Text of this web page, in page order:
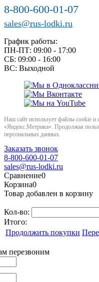
8-800-600-01-07
sales@rus-lodki.ru
График работы:
ПН-ПТ: 09:00 - 17:00
СБ: 09:00 - 16:00
ВС: Выходной
Наш сайт использует файлы cookie
«Яндекс.Метрика». Продолжая
персональных данных.
Заказать звонок
8-800-600-01-07
sales@rus-lodki.ru
Сравнение0
Корзина0
Товар добавлен в корзину
Кол-во:
Итого:
Продолжить покупки
перезвоним